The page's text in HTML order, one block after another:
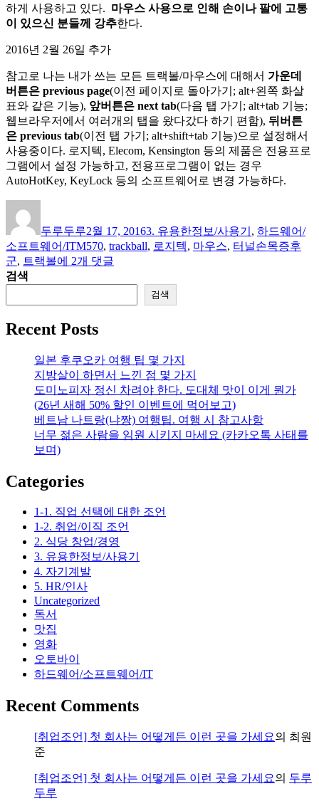
하게 사용하고 있다. 마우스 사용으로 인해 손이나 팔에 고통
이 있으신 분들께 강추한다.
2016년 2월 26일 추가
참고로 나는 내가 쓰는 모든 트랙볼/마우스에 대해서 가운데
버튼은 previous page(이전 페이지로 돌아가기; alt+왼쪽 화살
표와 같은 기능), 앞버튼은 next tab(다음 탭 가기; alt+tab 기능;
웹브라우저에서 여러개의 탭을 왔다갔다 하기 편함), 뒤버튼
은 previous tab(이전 탭 가기; alt+shift+tab 기능)으로 설정해서
사용중이다. 로지텍, Elecom, Kensington 등의 제품은 전용프로
그램에서 설정 가능하고, 전용프로그램이 없는 경우
AutoHotKey, KeyLock 등의 소프트웨어로 변경 가능하다.
이
두루두루일
자
2월 17, 2016고
리
3. 유용한정보/사용기 , 하드웨어/
소프트웨어/IT태
그
M570, trackball, 로지텍, 마우스, 터널손목증후
군, 트랙볼[사
마
스,
랙
볼
선
택
에
대
하
(로
텍
M570
사
용
기)
에 2개 댓글
검색
검색
Recent Posts
일본 후쿠오카 여행 팁 몇 가지
지방살이 하면서 느낀 점 몇 가지
도미노피자 정신 차려야 한다. 도대체 맛이 이게 뭔가
(26년 새해 50% 할인 이벤트에 먹어보고)
베트남 나트랑(냐짱) 여행팁. 여행 시 참고사항
너무 젊은 사람을 임원 시키지 마세요 (카카오톡 사태를
보며)
Categories
1-1. 직업 선택에 대한 조언
1-2. 취업/이직 조언
2. 식당 창업/경영
3. 유용한정보/사용기
4. 자기계발
5. HR/인사
Uncategorized
독서
맛집
영화
오토바이
하드웨어/소프트웨어/IT
Recent Comments
[취업조언] 첫 회사는 어떻게든 이런 곳을 가세요의 최원
준
[취업조언] 첫 회사는 어떻게든 이런 곳을 가세요의 두루
두루